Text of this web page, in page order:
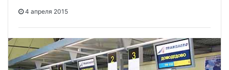
4 апреля 2015